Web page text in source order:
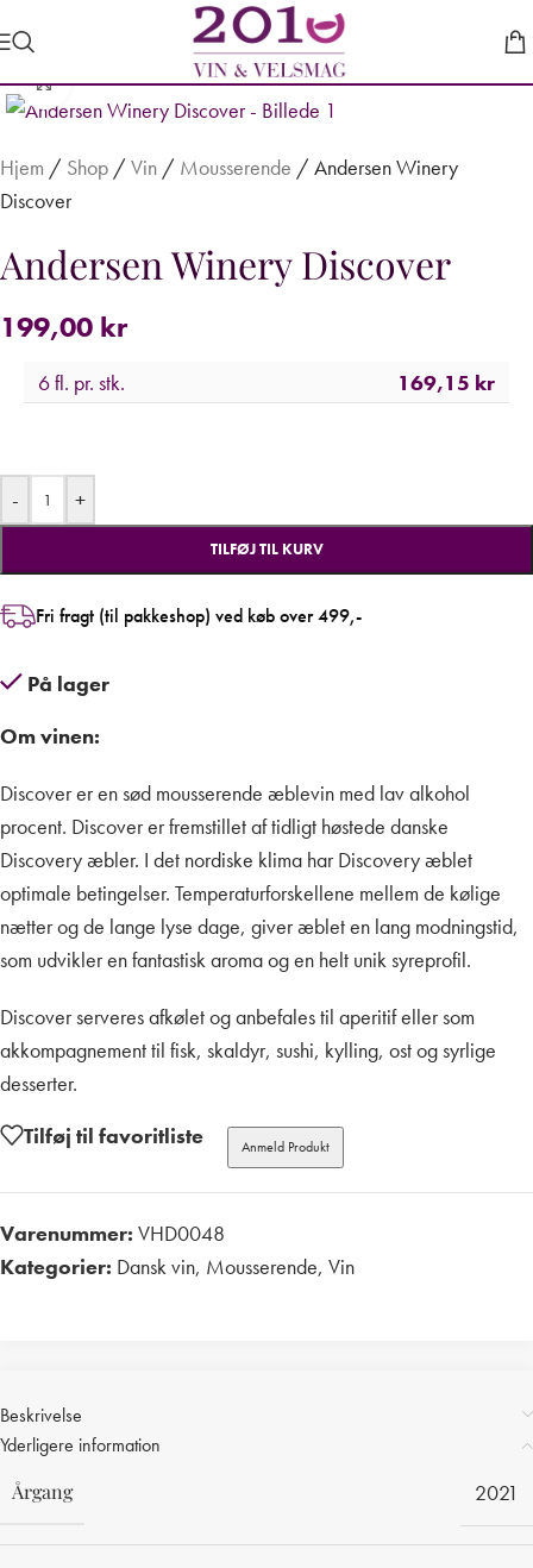
Forstør
Hjem / Shop / Vin / Mousserende / Andersen Winery
Discover
Andersen Winery Discover
199,00 kr
6 fl. pr. stk. 169,15 kr
- +
TILFØJ TIL KURV
Fri fragt (til pakkeshop) ved køb over 499,-
På lager
Om vinen:
Discover er en sød mousserende æblevin med lav alkohol
procent. Discover er fremstillet af tidligt høstede danske
Discovery æbler. I det nordiske klima har Discovery æblet
optimale betingelser. Temperaturforskellene mellem de kølige
nætter og de lange lyse dage, giver æblet en lang modningstid,
som udvikler en fantastisk aroma og en helt unik syreprofil.
Discover serveres afkølet og anbefales til aperitif eller som
akkompagnement til fisk, skaldyr, sushi, kylling, ost og syrlige
desserter.
Tilføj til favoritliste
Anmeld Produkt
Varenummer: VHD0048
Kategorier: Dansk vin, Mousserende, Vin
Beskrivelse
Yderligere information
Årgang
2021